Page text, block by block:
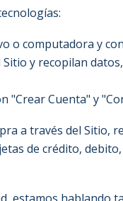
o computadora y
y recopilan
"Crear Cuenta" y
a través del
de crédito,